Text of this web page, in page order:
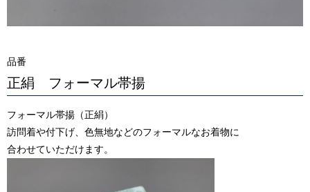
品番
正絹 フォーマル帯揚
フォーマル帯揚（正絹）
訪問着や付下げ、色無地などのフォーマルなお着物に
合わせていただけます。